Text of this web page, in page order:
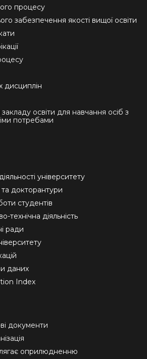
процесу
забезпечення якості вищої освіти
дисциплін
освіти для навчання осіб з
потребами
університету
та докторантури
студентів
технічна діяльність
ради
даних
Index
документи
оприлюдненню